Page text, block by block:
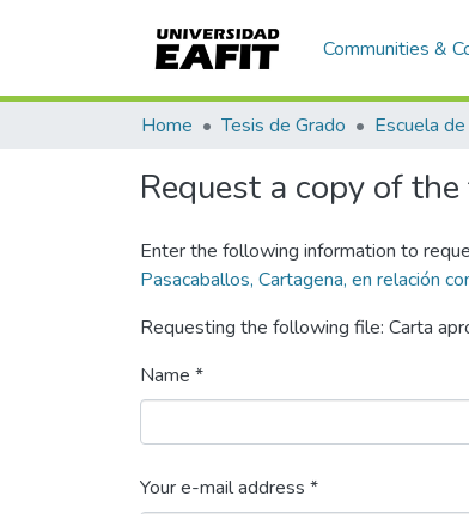
Communities &
Home Tesis de Grado
Request a copy of
Enter the following information to
Pasacaballos, Cartagena, en relación
Requesting the following file: Carta
Name *
Your e-mail address *